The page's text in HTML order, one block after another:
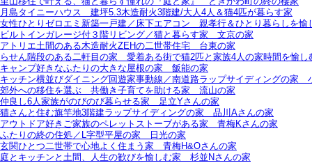
月島タイニーハウス＿建坪5.3木造耐火3階建/大人4人＆猫4匹が暮らす家
女性ひとりゼロエミ新築一戸建／床下エアコン＿親孝行＆ひとり暮らしを愉
ビルトインガレージ付３階リビング／猫と暮らす家＿文京の家
アトリエ土間のある木造耐火ZEHの二世帯住宅＿台東の家
らせん階段のある二軒目の家＿愛着ある街で猫2匹と家族4人の家時間を愉し
キャンプ好きなふたりの大きな屋根の家＿飯能の家
キッチン横並びダイニング回遊家事動線／南道路ラップサイディングの家＿
郊外への移住を選ぶ＿共働き子育てを助ける家＿流山の家
仲良し6人家族がのびのび暮らせる家＿足立Yさんの家
猫さんと住む旗竿地3階建ラップサイディングの家＿品川Aさんの家
アウトドア好きご家族のペレットストーブがある家＿青梅Kさんの家
ふたりの終の住処／L字型平屋の家＿日光の家
玄関ひとつ二世帯で心地よく住まう家＿青梅H&Oさんの家
庭とキッチンと土間、人生の歓びを愉しむ家＿杉並Nさんの家